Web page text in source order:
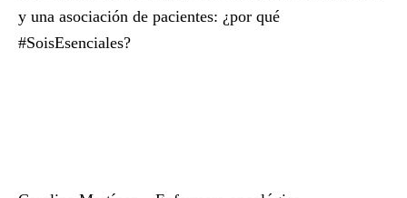
y una asociación de pacientes: ¿por qué
#SoisEsenciales?